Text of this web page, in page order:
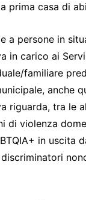
prima casa di
a persone in
in carico ai
familiare
anche
riguarda, tra le
di violenza
in uscita